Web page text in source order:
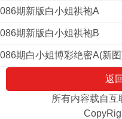
086期新版白小姐祺袍A
086期新版白小姐祺袍B
086期白小姐博彩绝密A(新
返
所有内容载自互